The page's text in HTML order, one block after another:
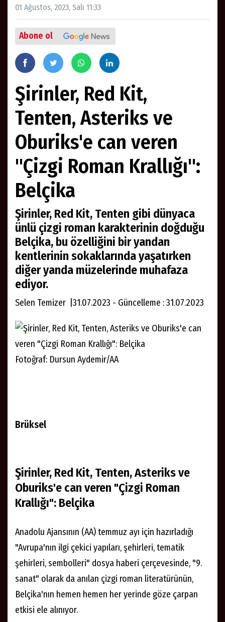
01 Ağustos, 2023, Salı 11:33
Abone ol
Şirinler, Red Kit,
Tenten, Asteriks ve
Oburiks'e can veren
"Çizgi Roman Krallığı":
Belçika
Şirinler, Red Kit, Tenten gibi dünyaca
ünlü çizgi roman karakterinin doğduğu
Belçika, bu özelliğini bir yandan
kentlerinin sokaklarında yaşatırken
diğer yanda müzelerinde muhafaza
ediyor.
Selen Temizer |31.07.2023 - Güncelleme : 31.07.2023
Fotoğraf: Dursun Aydemir/AA
Brüksel
Şirinler, Red Kit, Tenten, Asteriks ve
Oburiks'e can veren "Çizgi Roman
Krallığı": Belçika
Anadolu Ajansının (AA) temmuz ayı için hazırladığı
"Avrupa'nın ilgi çekici yapıları, şehirleri, tematik
şehirleri, sembolleri" dosya haberi çerçevesinde, "9.
sanat" olarak da anılan çizgi roman literatürünün,
Belçika'nın hemen hemen her yerinde göze çarpan
etkisi ele alınıyor.